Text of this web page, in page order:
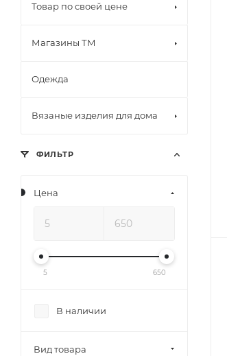
Товар по своей цене
Магазины ТМ
Одежда
Вязаные изделия для дома
ФИЛЬТР
Цена
5 650
В наличии
Вид товара